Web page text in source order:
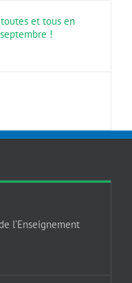
et tous en
!
l’Enseignement